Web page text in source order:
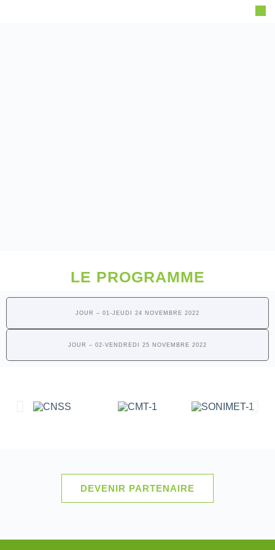
LE PROGRAMME
JOUR – 01-JEUDI 24 NOVEMBRE 2022
JOUR – 02-VENDREDI 25 NOVEMBRE 2022
DEVENIR PARTENAIRE